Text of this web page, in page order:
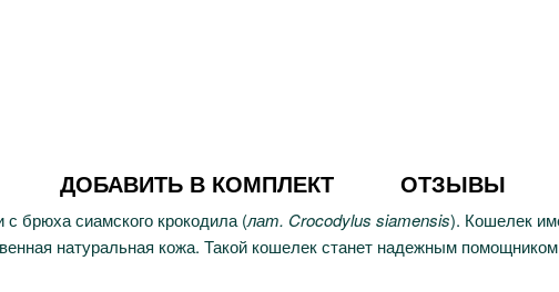
ДОБАВИТЬ В КОМПЛЕКТ ОТЗЫВЫ
брюха сиамского крокодила (лат. Crocodylus siamensis). Кошелек
натуральная кожа. Такой кошелек станет надежным